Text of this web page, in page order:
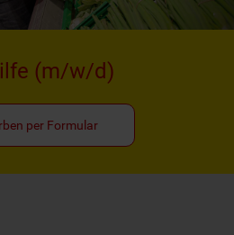
(m/w/d)
per Formular